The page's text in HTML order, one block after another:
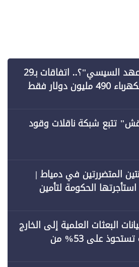
أين ذهبت قروض "عهد السيسي"؟.. اتفاقات بـ29
مليار دولار لقطاع الكهرباء 490 مليون دولار فقط
تتبع شبكة ناقلات وقود
المتضررتين في دمياط |
الحكومة لتأمين
البعثات العلمية إلى الخارج
| 6 جامعات حكومية تستحوذ على 53% من